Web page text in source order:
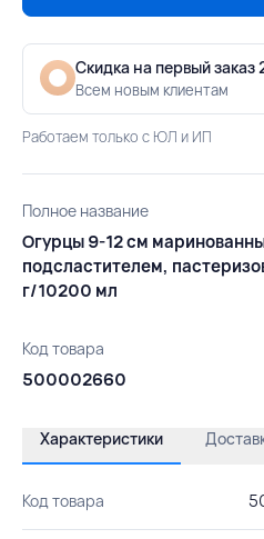
Скидка на первый заказ
Всем новым клиентам
Работаем только с ЮЛ и ИП
Полное название
Огурцы 9-12 см
подсластителем,
г/10200 мл
Код товара
500002660
Характеристики
Код товара